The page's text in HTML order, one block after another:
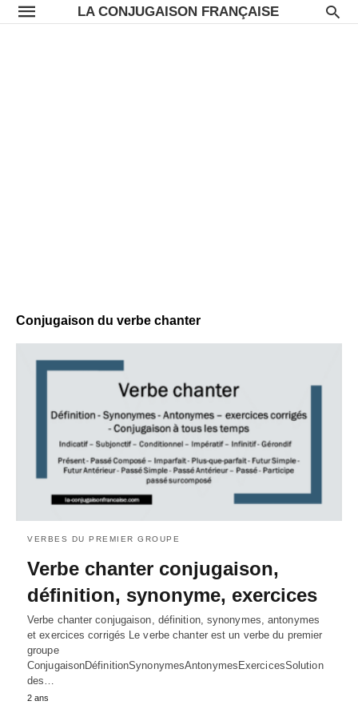
LA CONJUGAISON FRANÇAISE
Conjugaison du verbe chanter
VERBES DU PREMIER GROUPE
Verbe chanter conjugaison,
définition, synonyme, exercices
Verbe chanter conjugaison, définition, synonymes, antonymes
et exercices corrigés Le verbe chanter est un verbe du premier
groupe
ConjugaisonDéfinitionSynonymesAntonymesExercicesSolution
des…
2 ans